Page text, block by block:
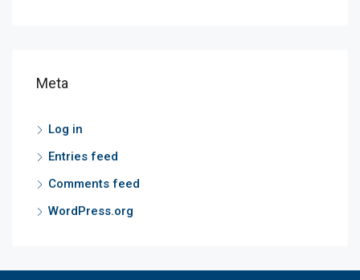
Meta
Log in
Entries feed
Comments feed
WordPress.org